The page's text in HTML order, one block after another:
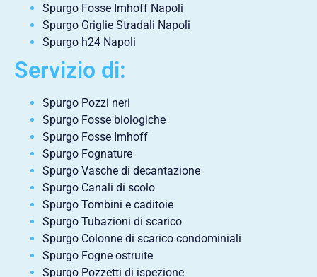
Spurgo Fosse Imhoff Napoli
Spurgo Griglie Stradali Napoli
Spurgo h24 Napoli
Servizio di:
Spurgo Pozzi neri
Spurgo Fosse biologiche
Spurgo Fosse Imhoff
Spurgo Fognature
Spurgo Vasche di decantazione
Spurgo Canali di scolo
Spurgo Tombini e caditoie
Spurgo Tubazioni di scarico
Spurgo Colonne di scarico condominiali
Spurgo Fogne ostruite
Spurgo Pozzetti di ispezione